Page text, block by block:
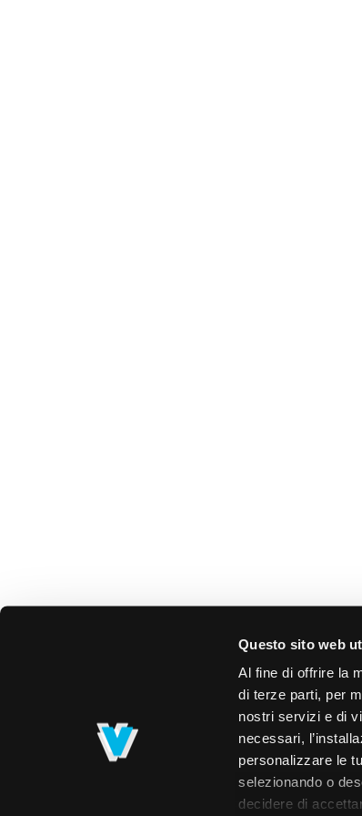
Questo sito web
Al fine di offrire la
di terze parti, per
nostri servizi e di
necessari,
personalizzare le
selezionando o
decidere di